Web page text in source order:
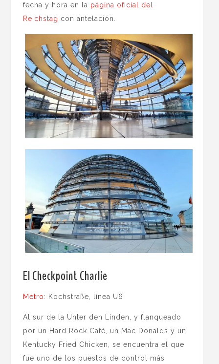
fecha y hora en la página oficial del
Reichstag con antelación.
El Checkpoint Charlie
Metro: Kochstraße, línea U6
Al sur de la Unter den Linden, y flanqueado
por un Hard Rock Café, un Mac Donalds y un
Kentucky Fried Chicken, se encuentra el que
fue uno de los puestos de control más